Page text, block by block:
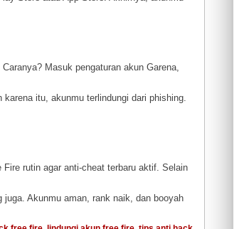
Masuk pengaturan akun Garena,
itu, akunmu terlindungi dari phishing.
rutin agar anti-cheat terbaru aktif. Selain
juga. Akunmu aman, rank naik, dan booyah